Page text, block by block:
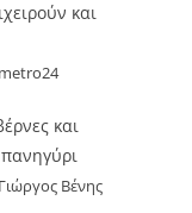
και
και
Βένης